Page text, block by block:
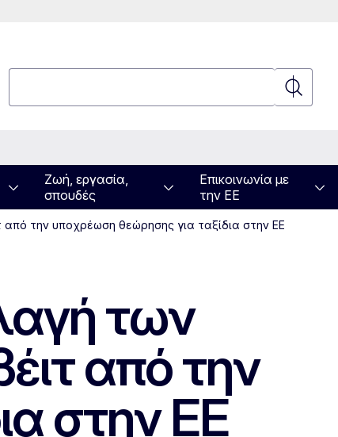
Ζωή, εργασία,
σπουδές
Επικοινωνία με
την ΕΕ
την υποχρέωση θεώρησης για ταξίδια στην ΕΕ
των
από την
στην ΕΕ